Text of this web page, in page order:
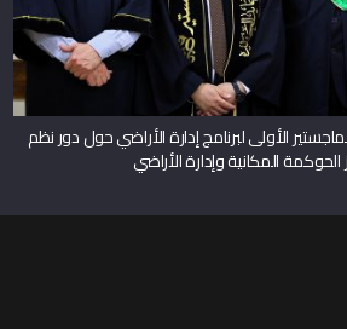
الأولى لبرنامج إدارة الأراضي حول دور نظم
المكانية وإدارة الأراضي